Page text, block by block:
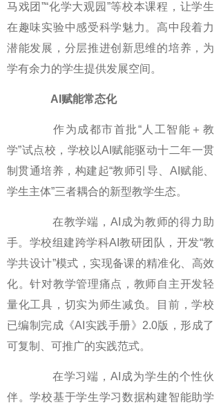
马戏团”“化学大观园”等校本课程，让学生
在趣味实验中感受科学魅力。高中段着力
潜能发展，分层推进创新思维的培养，为
学有余力的学生提供发展空间。
AI赋能常态化
作为成都市首批“人工智能＋教
学”试点校，学校以AI赋能驱动十二年一贯
制贯通培养，构建起“教师引导、AI赋能、
学生主体”三者耦合的新型教学生态。
在教学端，AI成为教师的得力助
手。学校组建跨学科AI教研团队，开发“教
学共设计”模式，实现备课的精准化、高效
化。针对教学管理痛点，教师自主开发轻
量化工具，切实为师生减负。目前，学校
已编制完成《AI实践手册》2.0版，形成了
可复制、可推广的实践范式。
在学习端，AI成为学生的个性伙
伴。学校基于学生学习数据构建智能助学